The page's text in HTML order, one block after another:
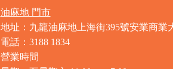
油麻地 門市
地址：九龍油麻地上海街395號安業商業
電話：3188 1834
營業時間